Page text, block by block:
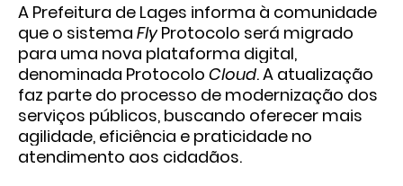
A Prefeitura de Lages informa à comunidade
que o sistema Fly Protocolo será migrado
para uma nova plataforma digital,
denominada Protocolo Cloud. A atualização
faz parte do processo de modernização dos
serviços públicos, buscando oferecer mais
agilidade, eficiência e praticidade no
atendimento aos cidadãos.